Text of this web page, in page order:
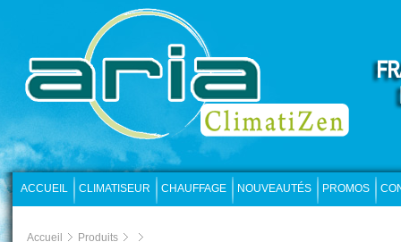
ACCUEIL CLIMATISEUR CHAUFFAGE NOUVEAUTÉS PROMOS
Accueil Produits